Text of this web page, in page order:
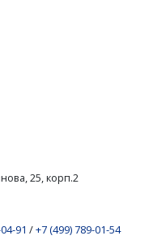
25, корп.2
91 /+7 (499) 789-01-54